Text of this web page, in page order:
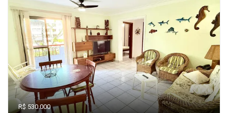
R$ 530.000